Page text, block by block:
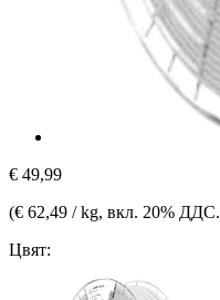
€ 49,99
(€ 62,49 / kg, вкл. 20% ДДС.
Цвят: